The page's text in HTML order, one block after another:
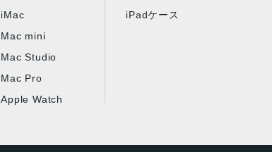
iMac
Mac mini
Mac Studio
Mac Pro
Apple Watch
iPadケース